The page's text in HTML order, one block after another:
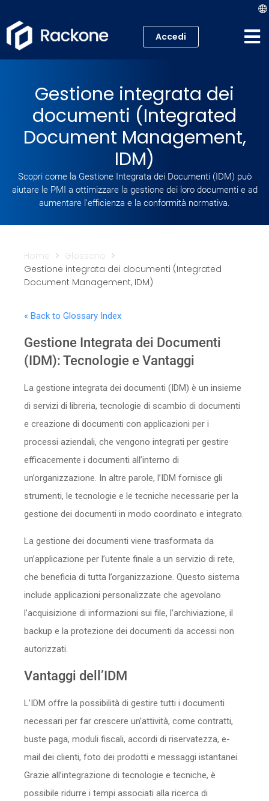
VPS
Proxmox VE
Academy
Sicurezza
Servizi
Accedi
Gestione integrata dei
documenti (Integrated
Document Management,
IDM)
Scopri come la Gestione Integrata dei Documenti (IDM) può
aiutare le PMI a ottimizzare la gestione dei loro documenti e ad
aumentare l'efficienza e la conformità normativa.
Home
Glossario
Gestione integrata dei documenti (Integrated
Document Management, IDM)
« Back to Glossary Index
Gestione Integrata dei Documenti
(IDM): Tecnologie e Vantaggi
La gestione integrata dei documenti (IDM) è un insieme
di servizi di libreria, tecnologie di scambio di documenti
e creazione di documenti con applicazioni per i
processi aziendali, che vengono integrati per gestire
efficacemente i documenti all’interno di
un’organizzazione. In altre parole, l’IDM fornisce gli
strumenti, le tecnologie e le tecniche necessarie per la
gestione dei documenti in modo coordinato e integrato.
La gestione dei documenti viene trasformata da
un’applicazione per l’utente finale a un servizio di rete,
che beneficia di tutta l’organizzazione. Questo sistema
include applicazioni personalizzate che agevolano
l’acquisizione di informazioni sui file, l’archiviazione, il
backup e la protezione dei documenti da accessi non
autorizzati.
Vantaggi dell’IDM
L’IDM offre la possibilità di gestire tutti i documenti
necessari per far crescere un’attività, come contratti,
buste paga, moduli fiscali, accordi di riservatezza, e-
mail dei clienti, foto dei prodotti e messaggi istantanei.
Grazie all’integrazione di tecnologie e tecniche, è
possibile ridurre i tempi associati alla ricerca di